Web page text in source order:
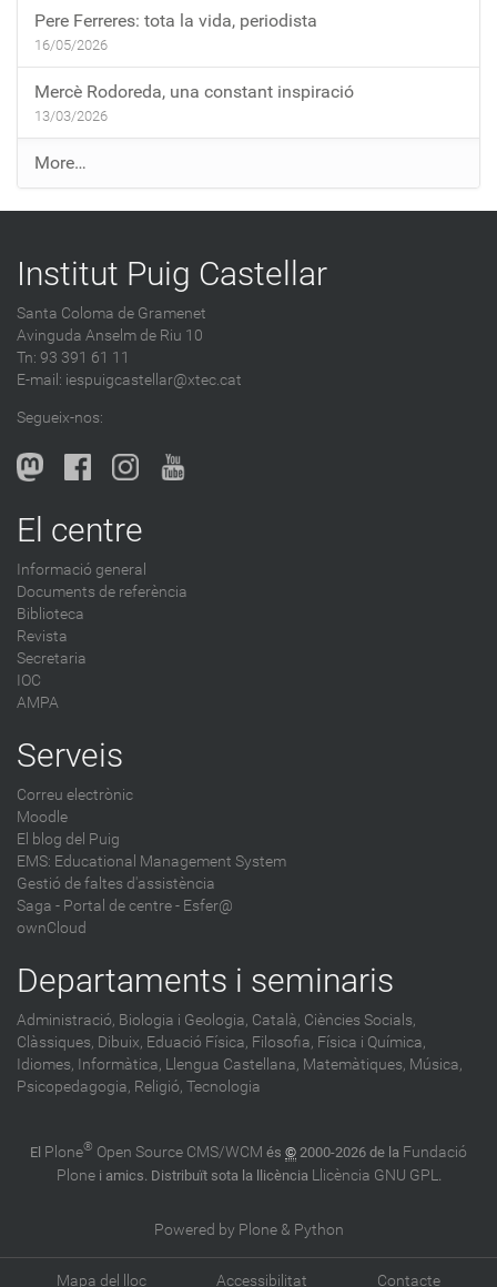
Pere Ferreres: tota la vida, periodista
16/05/2026
Mercè Rodoreda, una constant inspiració
13/03/2026
E
n
t
a
e
s
a
b
l
o
-
More…
Institut Puig Castellar
Santa Coloma de Gramenet
Avinguda Anselm de Riu 10
Tn: 93 391 61 11
E-mail: iespuigcastellar@xtec.cat
Segueix-nos:
El centre
Informació general
Documents de referència
Biblioteca
Revista
Secretaria
IOC
AMPA
Serveis
Correu electrònic
Moodle
El blog del Puig
EMS: Educational Management System
Gestió de faltes d'assistència
Saga - Portal de centre - Esfer@
ownCloud
Departaments i seminaris
Administració, Biologia i Geologia, Català, Ciències Socials,
Clàssiques, Dibuix, Eduació Física, Filosofia, Física i Química,
Idiomes, Informàtica, Llengua Castellana, Matemàtiques, Música,
Psicopedagogia, Religió, Tecnologia
El Plone® Open Source CMS/WCM és © 2000-2026 de la Fundació
Plonei amics. Distribuït sota la llicència Llicència GNU GPL.
Powered by Plone & Python
Mapa del lloc Accessibilitat Contacte